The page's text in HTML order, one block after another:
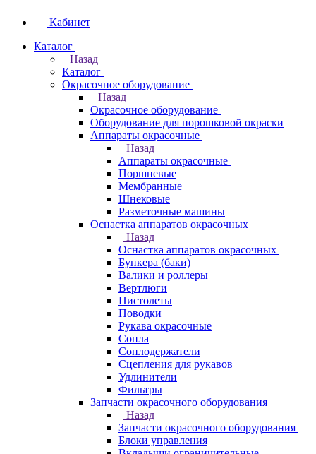
Кабинет
Каталог
Назад
Каталог
Окрасочное оборудование
Назад
Окрасочное оборудование
Оборудование для порошковой окраски
Аппараты окрасочные
Назад
Аппараты окрасочные
Поршневые
Мембранные
Шнековые
Разметочные машины
Оснастка аппаратов окрасочных
Назад
Оснастка аппаратов окрасочных
Бункера (баки)
Валики и роллеры
Вертлюги
Пистолеты
Поводки
Рукава окрасочные
Сопла
Соплодержатели
Сцепления для рукавов
Удлинители
Фильтры
Запчасти окрасочного оборудования
Назад
Запчасти окрасочного оборудования
Блоки управления